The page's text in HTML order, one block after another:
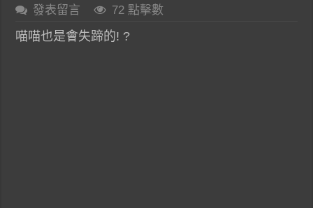
發表留言
72 點擊數
喵喵也是會失蹄的! ?